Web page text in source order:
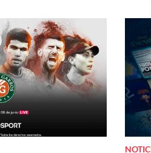
sempre que teñas un
só 10 €/mes, goza de
xornada nas canles 114
os partidos que ofrece